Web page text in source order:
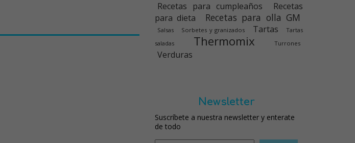
Recetas para cumpleaños
Recetas
para dieta
Recetas para olla GM
Salsas Sorbetes y granizados Tartas
Tartas
saladas
Thermomix Turrones
Verduras
Newsletter
Suscríbete a nuestra newsletter y enterate
de todo